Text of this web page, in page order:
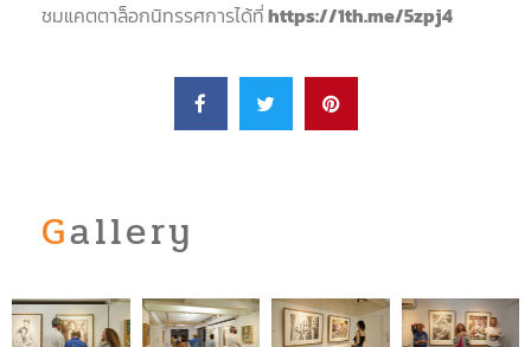
ชมแคตตาล็อกนิทรรศการได้ที่https://1th.me/5zpj4
Gallery